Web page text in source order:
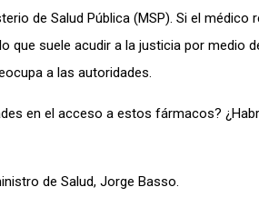
de Salud Pública (MSP). Si el
que suele acudir a la justicia por
a las autoridades.
en el acceso a estos fármacos?
de Salud, Jorge Basso.